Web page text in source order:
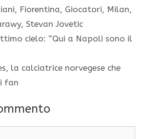
, Fiorentina, Giocatori, Milan,
, Stevan Jovetic
cielo: “Qui a Napoli sono il
la calciatrice norvegese che
fan